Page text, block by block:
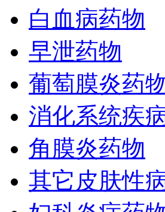
白血病药物
早泄药物
葡萄膜炎药
消化系统疾
角膜炎药物
其它皮肤性